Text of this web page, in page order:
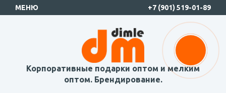
МЕНЮ +7 (901) 519-01-89
Корпоративные подарки оптом и мелким
оптом. Брендирование.